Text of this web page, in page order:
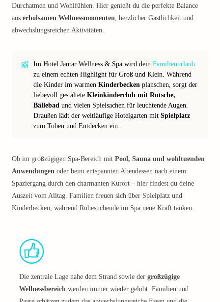
Durchatmen und Wohlfühlen. Hier genießt du die perfekte Balance
aus erholsamen Wellnessmomenten, herzlicher Gastlichkeit und
abwechslungsreichen Aktivitäten.
Im Hotel Jantar Wellness & Spa wird dein Familienurlaub
zu einem echten Highlight für Groß und Klein. Während
die Kinder im warmen Kinderbecken planschen, sorgt der
liebevoll gestaltete Kleinkinderclub mit Rutsche,
Bällebad und vielen Spielsachen für leuchtende Augen.
Draußen lädt der weitläufige Hotelgarten mit Spielplatz
zum Toben und Entdecken ein.
Ob im großzügigen Spa-Bereich mit Pool, Sauna und wohltuenden
Anwendungen oder beim entspannten Abendessen nach einem
Spaziergang durch den charmanten Kurort – hier findest du deine
Auszeit vom Alltag. Familien freuen sich über Spielplatz und
Kinderbecken, während Ruhesuchende im Spa neue Kraft tanken.
Die zentrale Lage nahe dem Strand sowie der großzügige
Wellnessbereich werden immer wieder gelobt. Familien und